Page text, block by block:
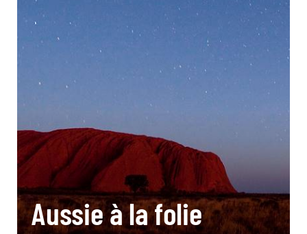
Aussie à la folie